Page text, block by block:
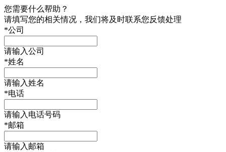
您需要什么帮助？
请填写您的相关情况，我们将及时联系您反馈处理
*公司
请输入公司
*姓名
请输入姓名
*电话
请输入电话号码
*邮箱
请输入邮箱